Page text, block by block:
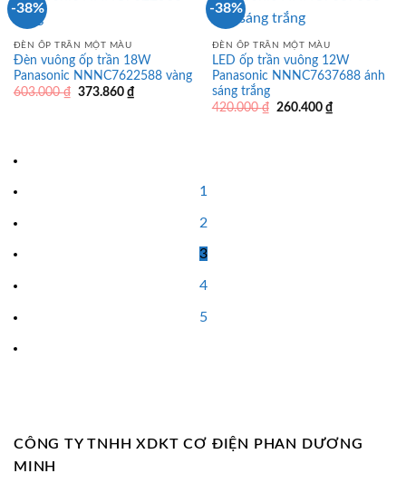
-38%
ĐÈN ỐP TRẦN MỘT MÀU
Đèn vuông ốp trần 18W
Panasonic NNNC7622588 vàng
603.000₫ Giá
373.860 ₫Giá
-38%
ĐÈN ỐP TRẦN MỘT MÀU
LED ốp trần vuông 12W
Panasonic NNNC7637688 ánh
sáng trắng
420.000₫ Giá
260.400 ₫Giá
1
2
3
4
5
CÔNG TY TNHH XDKT CƠ ĐIỆN PHAN DƯƠNG
MINH